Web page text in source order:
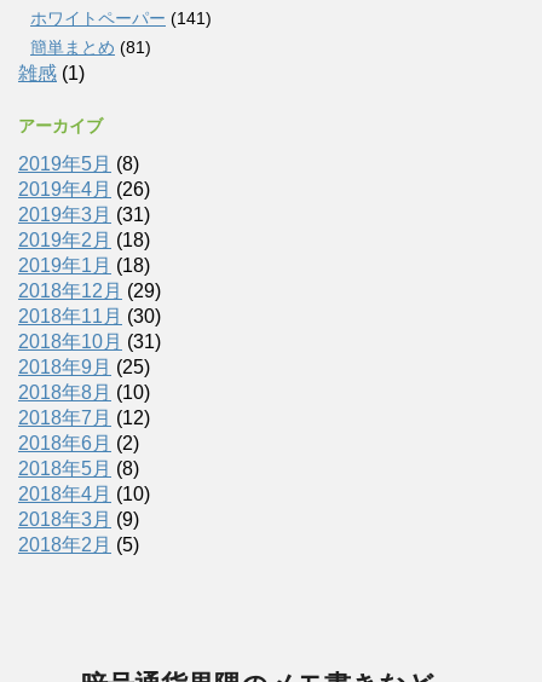
ホワイトペーパー (141)
簡単まとめ (81)
雑感 (1)
アーカイブ
2019年5月 (8)
2019年4月 (26)
2019年3月 (31)
2019年2月 (18)
2019年1月 (18)
2018年12月 (29)
2018年11月 (30)
2018年10月 (31)
2018年9月 (25)
2018年8月 (10)
2018年7月 (12)
2018年6月 (2)
2018年5月 (8)
2018年4月 (10)
2018年3月 (9)
2018年2月 (5)